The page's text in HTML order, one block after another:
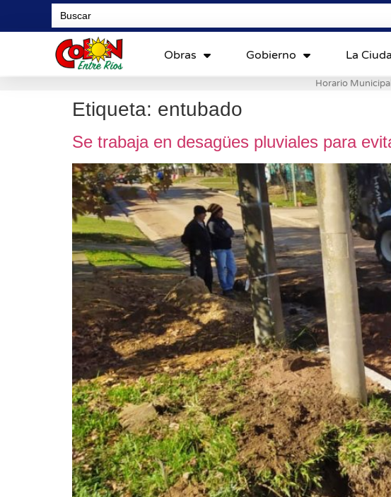
Search
for:
Obras Gobierno La
Horario
Etiqueta: entubado
Se trabaja en desagües pluviales para